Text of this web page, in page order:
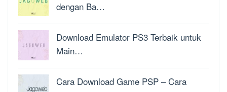
dengan Ba…
Download Emulator PS3 Terbaik untuk
Main…
Cara Download Game PSP – Cara